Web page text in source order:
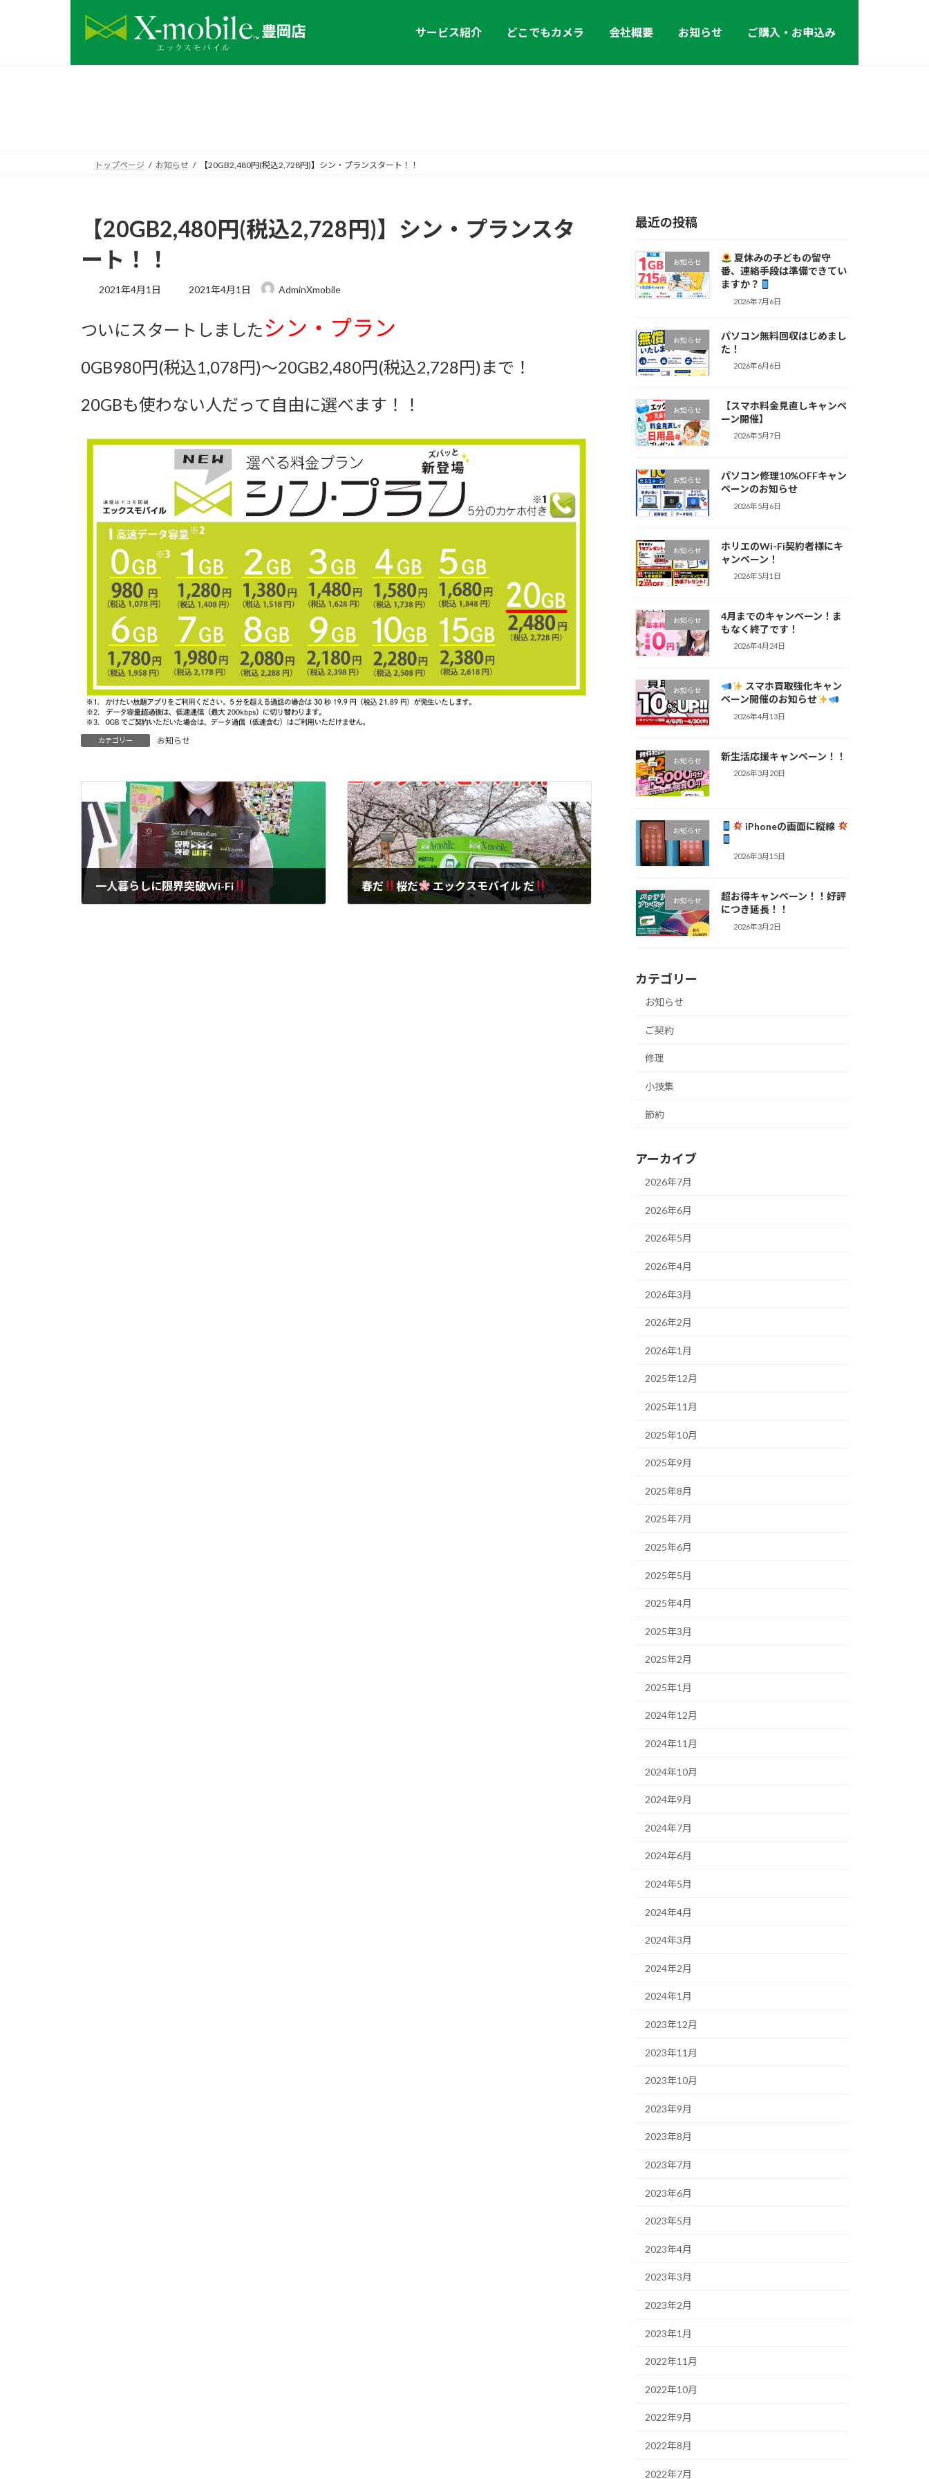
サービス紹介 どこでもカメラ 会社概要 お知らせ ご購入・お申込み
トップページ お知らせ 【20GB2,480円(税込2,728円)】シン・プランスタート！！
【20GB2,480円(税込2,728円)】シン・プランスタ
ート！！
2021年4月1日
最
新
:
2021年4月1日 AdminXmobile
ついにスタートしましたシン・プラン
0GB980円(税込1,078円)～20GB2,480円(税込2,728円)まで！
20GBも使わない人だって自由に選べます！！
カテゴリー お知らせ
一人暮らしに限界突破Wi-Fi 春だ 桜だ エックスモバイル だ
最近の投稿
お知らせ
夏休みの子どもの留守
番、連絡手段は準備できてい
ますか？
2026年7月6日
お知らせ
パソコン無料回収はじめまし
た！
2026年6月6日
お知らせ
【スマホ料金見直しキャンペ
ーン開催】
2026年5月7日
お知らせ
パソコン修理10%OFFキャン
ペーンのお知らせ
2026年5月6日
お知らせ
ホリエのWi-Fi契約者様にキ
ャンペーン！
2026年5月1日
お知らせ
4月までのキャンペーン！ま
もなく終了です！
2026年4月24日
お知らせ
スマホ買取強化キャン
ペーン開催のお知らせ
2026年4月13日
お知らせ 新生活応援キャンペーン！！
2026年3月20日
お知らせ iPhoneの画面に縦線
2026年3月15日
お知らせ
超お得キャンペーン！！好評
につき延長！！
2026年3月2日
カテゴリー
お知らせ
ご契約
修理
小技集
節約
アーカイブ
2026年7月
2026年6月
2026年5月
2026年4月
2026年3月
2026年2月
2026年1月
2025年12月
2025年11月
2025年10月
2025年9月
2025年8月
2025年7月
2025年6月
2025年5月
2025年4月
2025年3月
2025年2月
2025年1月
2024年12月
2024年11月
2024年10月
2024年9月
2024年7月
2024年6月
2024年5月
2024年4月
2024年3月
2024年2月
2024年1月
2023年12月
2023年11月
2023年10月
2023年9月
2023年8月
2023年7月
2023年6月
2023年5月
2023年4月
2023年3月
2023年2月
2023年1月
2022年11月
2022年10月
2022年9月
2022年8月
2022年7月